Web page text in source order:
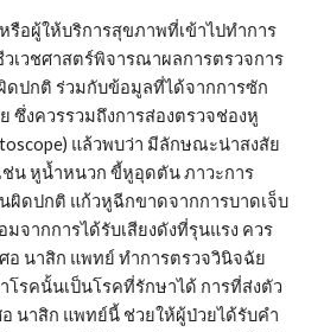
รือผู้ให้บริการสุขภาพที่เข้าไปทำการ
เวชศาสตร์พิจารณาผลการตรวจการ
ดปกติ ร่วมกับข้อมูลที่ได้จากการซัก
ซึ่งควรรวมถึงการส่องตรวจช่องหู
แล้วพบว่า มีลักษณะน่าสงสัย
ช่น หูน้ำหนวก ขี้หูอุดตัน ภาวะการ
ผิดปกติ แก้วหูฉีกขาดจากการบาดเจ็บ
มจากการได้รับเสียงดังที่รุนแรง ควร
อ นาสิก แพทย์ ทำการตรวจวินิจฉัย
โรคนั้นเป็นโรคที่รักษาได้ การที่ส่งตัว
นาสิก แพทย์นี้ ช่วยให้ผู้ป่วยได้รับคำ